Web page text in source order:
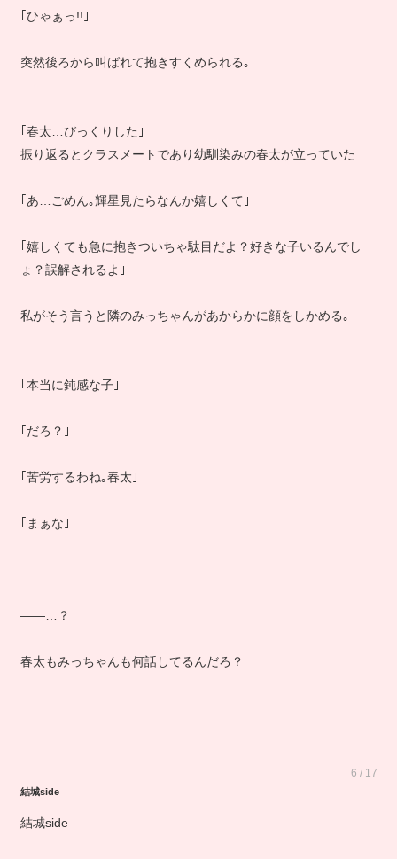
｢ひゃぁっ!!｣
突然後ろから叫ばれて抱きすくめられる｡
｢春太…びっくりした｣
振り返るとクラスメートであり幼馴染みの春太が立っていた
｢あ…ごめん｡輝星見たらなんか嬉しくて｣
｢嬉しくても急に抱きついちゃ駄目だよ？好きな子いるんでし
ょ？誤解されるよ｣
私がそう言うと隣のみっちゃんがあからかに顔をしかめる｡
｢本当に鈍感な子｣
｢だろ？｣
｢苦労するわね｡春太｣
｢まぁな｣
――…？
春太もみっちゃんも何話してるんだろ？
6 / 17
結城side
結城side